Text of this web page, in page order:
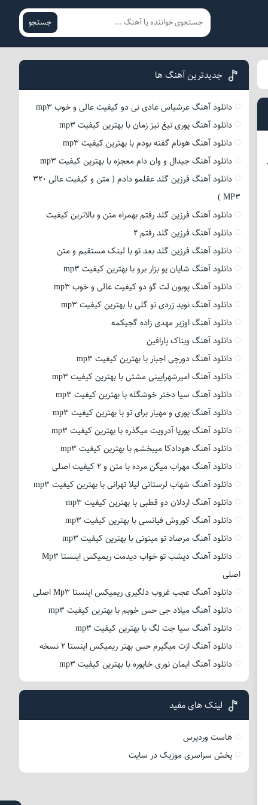
جستجو
128
جدیدترین آهنگ ها
دانلود آهنگ عرشیاس عادی نی دو کیفیت عالی و خوب mp3
دانلود آهنگ پوری تیغ تیز زمان با بهترین کیفیت mp3
دانلود آهنگ هونام گفته بودم با بهترین کیفیت mp3
دانلود آهنگ جیدال و وان دام معجزه با بهترین کیفیت mp3
دانلود آهنگ فرزین گلد عقلمو دادم ( متن و کیفیت عالی 320
MP3 )
دانلود آهنگ فرزین گلد رفتم بهمراه متن و بالاترین کیفیت
دانلود آهنگ فرزین گلد رفتم 2
دانلود آهنگ فرزین گلد بعد تو با لینک مستقیم و متن
دانلود آهنگ شایان یو بزار برو با بهترین کیفیت mp3
دانلود آهنگ پوبون لت گو دو کیفیت عالی و خوب mp3
دانلود آهنگ نوید زردی تو گلی با بهترین کیفیت mp3
دانلود آهنگ اوزیر مهدی زاده گجیکمه
دانلود آهنگ ویناک پارافین
دانلود آهنگ دورچی اجبار با بهترین کیفیت mp3
دانلود آهنگ امیرشهرایینی مشتی با بهترین کیفیت mp3
دانلود آهنگ سیا دختر خوشگله با بهترین کیفیت mp3
دانلود آهنگ پوری و مهیار برای تو با بهترین کیفیت mp3
دانلود آهنگ پوریا آدرویت میگذره با بهترین کیفیت mp3
دانلود آهنگ هودادکا میبخشم با بهترین کیفیت mp3
دانلود آهنگ مهراب میگن مرده با متن و 2 کیفیت اصلی
دانلود آهنگ شهاب لرستانی لیلا تهرانی با بهترین کیفیت mp3
دانلود آهنگ اردلان دو قطبی با بهترین کیفیت mp3
دانلود آهنگ کوروش فیانسی با بهترین کیفیت mp3
دانلود آهنگ مرصاد تو میتونی با بهترین کیفیت mp3
دانلود آهنگ دیشب تو خواب دیدمت ریمیکس اینستا Mp3
اصلی
دانلود آهنگ عجب غروب دلگیری ریمیکس اینستا Mp3 اصلی
دانلود آهنگ میلاد جی حس خوبم با بهترین کیفیت mp3
دانلود آهنگ سیا جت لگ با بهترین کیفیت mp3
دانلود آهنگ ازت میگیرم حس بهتر ریمیکس اینستا 2 نسخه
دانلود آهنگ ایمان نوری خاپوره با بهترین کیفیت mp3
لینک های مفید
هاست وردپرس
پخش سراسری موزیک در سایت